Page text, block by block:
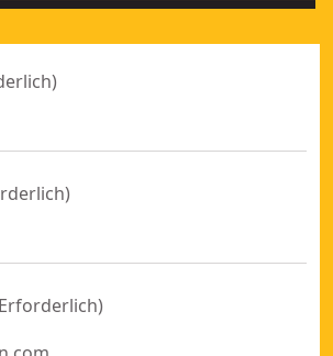
)
)
Erforderlich)